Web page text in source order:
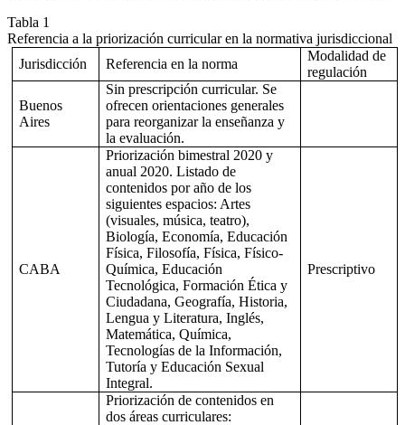
Tabla 1
Referencia a la priorización curricular en la normativa jurisdiccional
Jurisdicción
Referencia en la norma
Modalidad de
regulación
Buenos
Aires
Sin prescripción curricular. Se
ofrecen orientaciones generales
para reorganizar la enseñanza y
la evaluación.
CABA
Priorización bimestral 2020 y
anual 2020. Listado de
contenidos por año de los
siguientes espacios: Artes
(visuales, música, teatro),
Biología, Economía, Educación
Física, Filosofía, Física, Físico-
Química, Educación
Tecnológica, Formación Ética y
Ciudadana, Geografía, Historia,
Lengua y Literatura, Inglés,
Matemática, Química,
Tecnologías de la Información,
Tutoría y Educación Sexual
Integral.
Prescriptivo
Priorización de contenidos en
dos áreas curriculares: